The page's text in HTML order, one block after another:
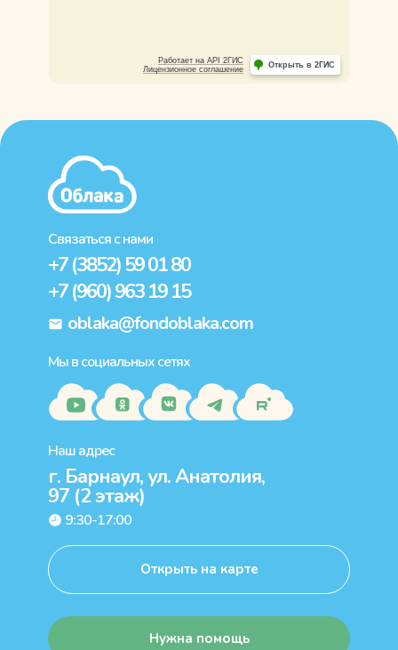
г. Барнаул, ул. Анатолия,
97 (2 этаж)
oblaka@fondoblaka.com
+7 (960) 963 19 15
+7 (3852) 59 01 80
Наш адрес
Мы в социальных сетях
9:30-17:00
Связаться с нами
Открыть на карте
Нужна помощь